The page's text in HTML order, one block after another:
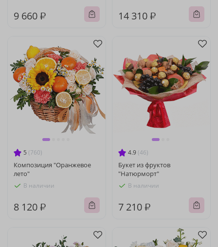
9 660 ₽ 14 310 ₽
5 (760)
Композиция "Оранжевое
лето"
В наличии
8 120 ₽
4.9 (46)
Букет из фруктов
"Натюрморт"
В наличии
7 210 ₽